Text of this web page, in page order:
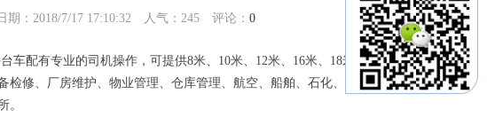
：2018/7/17 17:10:32 人气： 245评论： 0
车配有专业的司机操作，可提供8米、10米、12米、16米、18米、24米、32
检修、厂房维护、物业管理、仓库管理、航空、船舶、石化、影视、市政、
。